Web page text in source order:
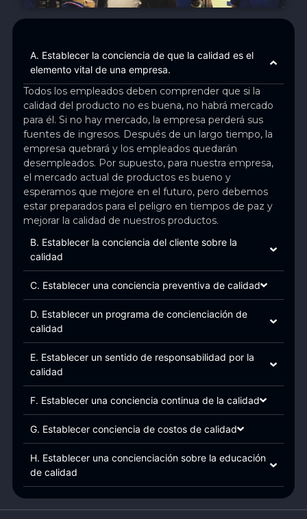
A. Establecer la conciencia de que la calidad es el
elemento vital de una empresa.
Todos los empleados deben comprender que si la
calidad del producto no es buena, no habrá mercado
para él. Si no hay mercado, la empresa perderá sus
fuentes de ingresos. Después de un largo tiempo, la
empresa quebrará y los empleados quedarán
desempleados. Por supuesto, para nuestra empresa,
el mercado actual de productos es bueno y
esperamos que mejore en el futuro, pero debemos
estar preparados para el peligro en tiempos de paz y
mejorar la calidad de nuestros productos.
B. Establecer la conciencia del cliente sobre la
calidad
C. Establecer una conciencia preventiva de calidad
D. Establecer un programa de concienciación de
calidad
E. Establecer un sentido de responsabilidad por la
calidad
F. Establecer una conciencia continua de la calidad
G. Establecer conciencia de costos de calidad
H. Establecer una concienciación sobre la educación
de calidad